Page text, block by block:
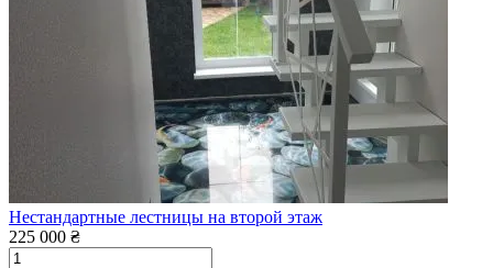
Нестандартные лестницы на второй этаж
225 000 ₴